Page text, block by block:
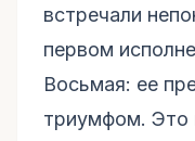
встречали
первом
Восьмая: ее
триумфом. Это